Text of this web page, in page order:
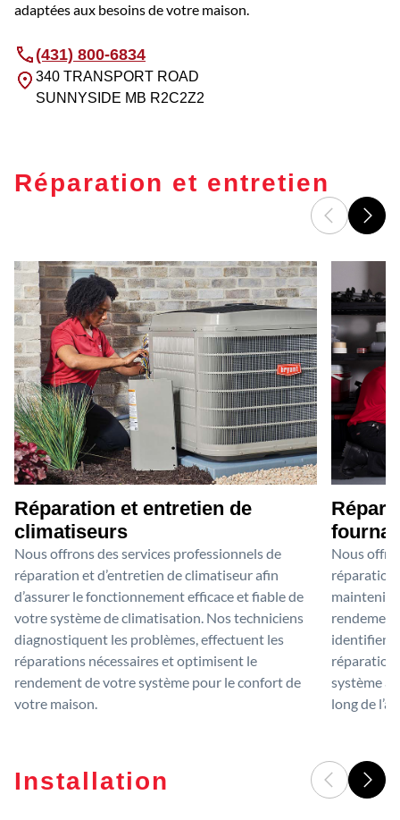
adaptées aux besoins de votre maison.
(431) 800-6834
340 TRANSPORT ROAD
SUNNYSIDE MB R2C2Z2
Réparation et entretien
Réparation et entretien de
climatiseurs
Nous offrons des services professionnels de
réparation et d’entretien de climatiseur afin
d’assurer le fonctionnement efficace et fiable de
votre système de climatisation. Nos techniciens
diagnostiquent les problèmes, effectuent les
réparations nécessaires et optimisent le
rendement de votre système pour le confort de
votre maison.
Nous
réparation
maintenir
identifient
système
long de
Installation